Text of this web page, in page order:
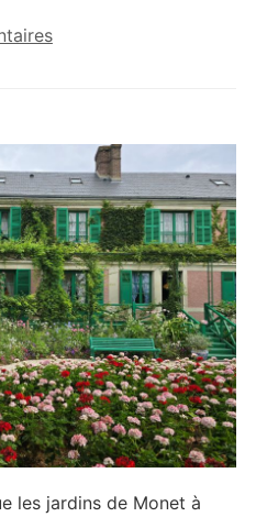
sur
les jardins de Monet à